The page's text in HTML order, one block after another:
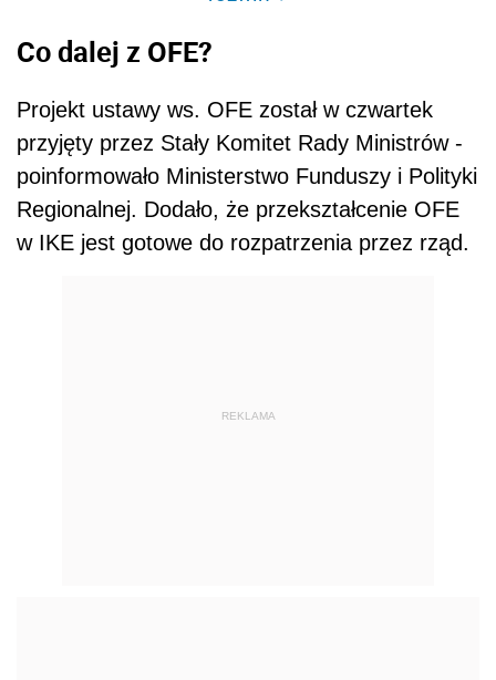
Co dalej z OFE?
Projekt ustawy ws. OFE został w czwartek
przyjęty przez Stały Komitet Rady Ministrów -
poinformowało Ministerstwo Funduszy i Polityki
Regionalnej. Dodało, że przekształcenie OFE
w IKE jest gotowe do rozpatrzenia przez rząd.
REKLAMA